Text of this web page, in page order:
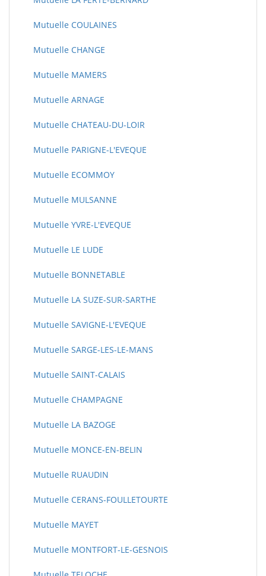
Mutuelle COULAINES
Mutuelle CHANGE
Mutuelle MAMERS
Mutuelle ARNAGE
Mutuelle CHATEAU-DU-LOIR
Mutuelle PARIGNE-L'EVEQUE
Mutuelle ECOMMOY
Mutuelle MULSANNE
Mutuelle YVRE-L'EVEQUE
Mutuelle LE LUDE
Mutuelle BONNETABLE
Mutuelle LA SUZE-SUR-SARTHE
Mutuelle SAVIGNE-L'EVEQUE
Mutuelle SARGE-LES-LE-MANS
Mutuelle SAINT-CALAIS
Mutuelle CHAMPAGNE
Mutuelle LA BAZOGE
Mutuelle MONCE-EN-BELIN
Mutuelle RUAUDIN
Mutuelle CERANS-FOULLETOURTE
Mutuelle MAYET
Mutuelle MONTFORT-LE-GESNOIS